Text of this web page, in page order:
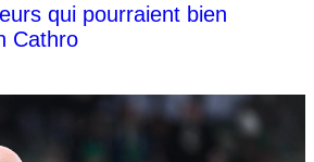
qui pourraient bien
Cathro